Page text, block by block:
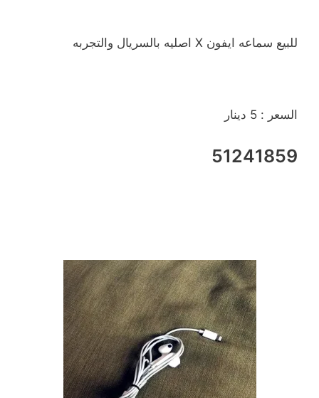
للبيع سماعه ايفون X اصليه بالسريال والتجربه
السعر : 5 دينار
51241859